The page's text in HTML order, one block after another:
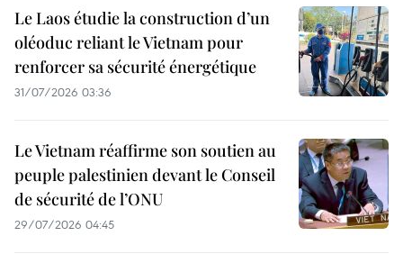
Le Laos étudie la construction d’un
oléoduc reliant le Vietnam pour
renforcer sa sécurité énergétique
31/07/2026 03:36
Le Vietnam réaffirme son soutien au
peuple palestinien devant le Conseil
de sécurité de l’ONU
29/07/2026 04:45